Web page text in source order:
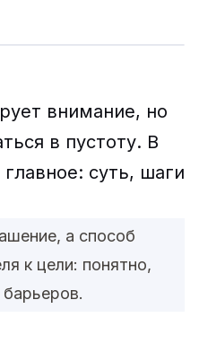
внимание, но
в пустоту. В
суть, шаги
а способ
к цели: понятно,